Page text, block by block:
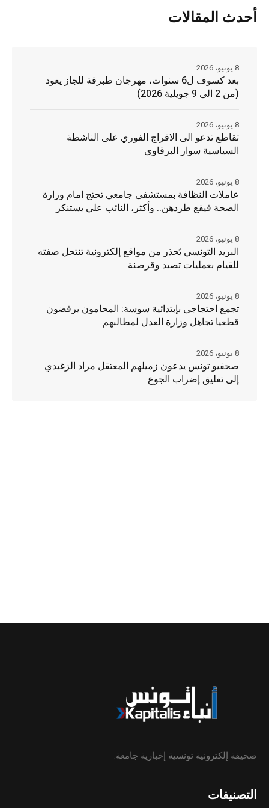
أحدث المقالات
بعد كسوف ل6 سنوات، مهرجان طبرقة للجاز يعود
(من 2 الى 9 جويلية 2026)
8 يونيو، 2026
تقاطع تدعو الى الافراج الفوري على الناشطة
السياسية سوار البرقاوي
8 يونيو، 2026
عاملات النظافة بمستشفى جامعي تحتج امام وزارة
الصحة فيقع طردهن.. وأكثر، النائب علي يستنكر
8 يونيو، 2026
البريد التونسي يُحذر من مواقع إلكترونية تنتحل صفته
للقيام بعمليات تصيد وقرصنة
8 يونيو، 2026
تجمع احتجاجي بإبتدائية سوسة: المحامون يرفضون
قطعيا تجاهل وزارة العدل لمطالبهم
8 يونيو، 2026
صحفيو تونس يدعون زميلهم المعتقل مراد الزغيدي
إلى تعليق إضراب الجوع
8 يونيو، 2026
صحيفة إلكترونية تونسية إخبارية جامعة.
التصنيفات